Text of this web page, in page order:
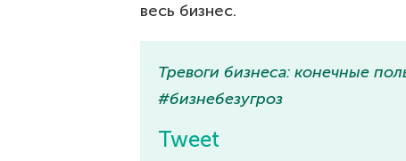
весь бизнес.
Тревоги бизнеса: конечные
#бизнебезугроз
Tweet